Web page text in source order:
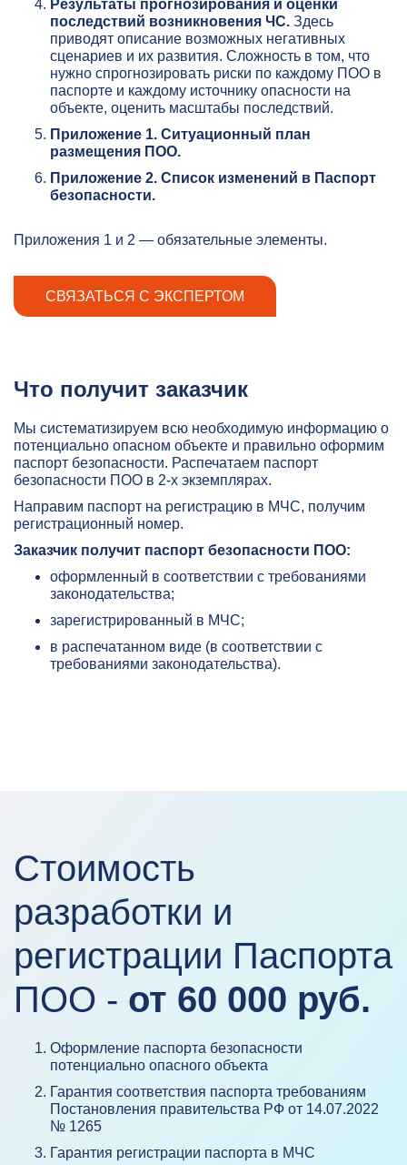
Результаты прогнозирования и оценки
последствий возникновения ЧС. Здесь
приводят описание возможных негативных
сценариев и их развития. Сложность в том, что
нужно спрогнозировать риски по каждому ПОО в
паспорте и каждому источнику опасности на
объекте, оценить масштабы последствий.
Приложение 1. Ситуационный план
размещения ПОО.
Приложение 2. Список изменений в Паспорт
безопасности.
Приложения 1 и 2 — обязательные элементы.
СВЯЗАТЬСЯ С ЭКСПЕРТОМ
Что получит заказчик
Мы систематизируем всю необходимую информацию о
потенциально опасном объекте и правильно оформим
паспорт безопасности. Распечатаем паспорт
безопасности ПОО в 2-х экземплярах.
Направим паспорт на регистрацию в МЧС, получим
регистрационный номер.
Заказчик получит паспорт безопасности ПОО:
оформленный в соответствии с требованиями
законодательства;
зарегистрированный в МЧС;
в распечатанном виде (в соответствии с
требованиями законодательства).
Стоимость
разработки и
регистрации Паспорта
ПОО - от 60 000 руб.
Оформление паспорта безопасности
потенциально опасного объекта
Гарантия соответствия паспорта требованиям
Постановления правительства РФ от 14.07.2022
№ 1265
Гарантия регистрации паспорта в МЧС